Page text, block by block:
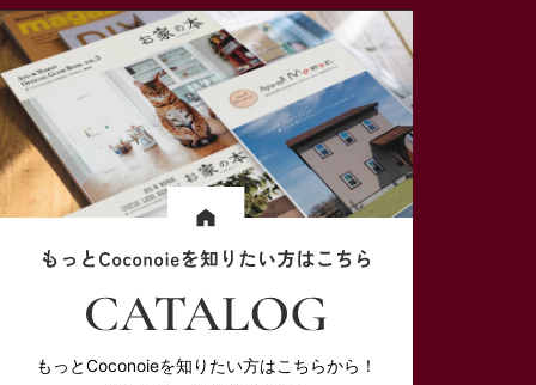
もっとCoconoieを知りたい方はこちらから！